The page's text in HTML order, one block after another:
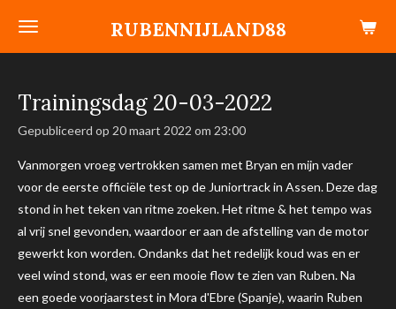
Ga
hoofdinhoud
RUBENNIJLAND88
Trainingsdag 20-03-2022
Gepubliceerd op 20 maart 2022 om 23:00
Vanmorgen vroeg vertrokken samen met Bryan en mijn vader
voor de eerste officiële test op de Juniortrack in Assen. Deze dag
stond in het teken van ritme zoeken. Het ritme & het tempo was
al vrij snel gevonden, waardoor er aan de afstelling van de motor
gewerkt kon worden. Ondanks dat het redelijk koud was en er
veel wind stond, was er een mooie flow te zien van Ruben.Na
een goede voorjaarstest in Mora d'Ebre (Spanje), waarin Ruben